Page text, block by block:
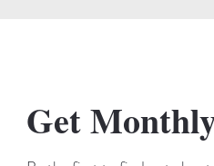
Get